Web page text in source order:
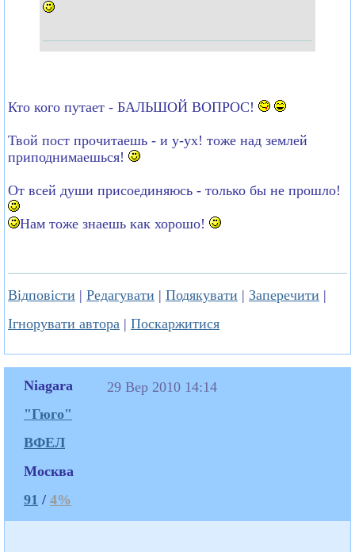
Кто кого путает - БАЛЬШОЙ ВОПРОС!
Твой пост прочитаешь - и у-ух! тоже над землей
приподнимаешься!
От всей души присоединяюсь - только бы не прошло!
Нам тоже знаешь как хорошо!
Відповісти | Редагувати | Подякувати | Заперечити |
Ігнорувати автора | Поскаржитися
Niagara
"Гюго"
ВФЕЛ
Москва
91 / 4%
29 Вер 2010 14:14